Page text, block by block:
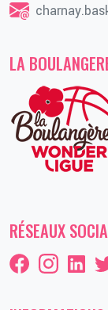
LA
RÉSEAUX